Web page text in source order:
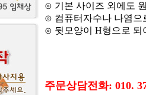
⊙ 기본 사이즈 외에도
⊙ 컴퓨터자수나 나염으
⊙ 뒷모양이 H형으로 되
주문상담전화: 010.